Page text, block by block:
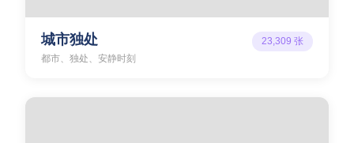
城市独处
都市、独处、安静时刻
23,309 张